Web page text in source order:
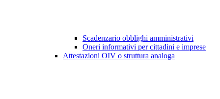
Scadenzario obblighi amministrativi
Oneri informativi per cittadini e imprese
Attestazioni OIV o struttura analoga